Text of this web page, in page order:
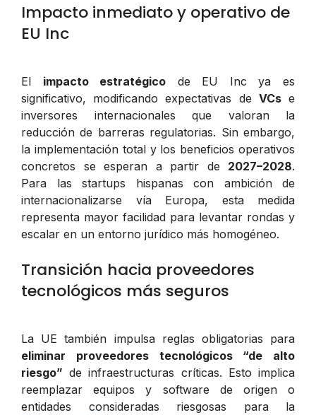
Impacto inmediato y operativo de
EU Inc
El impacto estratégico de EU Inc ya es
significativo, modificando expectativas de VCse
inversores internacionales que valoran la
reducción de barreras regulatorias. Sin embargo,
la implementación total y los beneficios operativos
concretos se esperan a partir de 2027–2028.
Para las startups hispanas con ambición de
internacionalizarse vía Europa, esta medida
representa mayor facilidad para levantar rondas y
escalar en un entorno jurídico más homogéneo.
Transición hacia proveedores
tecnológicos más seguros
La UE también impulsa reglas obligatorias para
eliminar proveedores tecnológicos “de alto
riesgo” de infraestructuras críticas. Esto implica
reemplazar equipos y software de origen o
entidades consideradas riesgosas para la